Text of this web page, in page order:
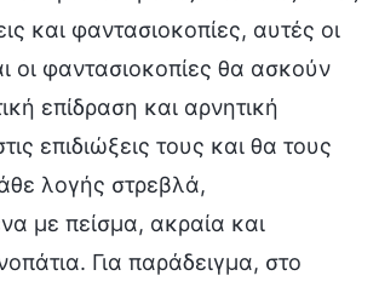
και φαντασιοκοπίες, αυτές οι
οι φαντασιοκοπίες θα ασκούν
επίδραση και αρνητική
επιδιώξεις τους και θα τους
λογής στρεβλά,
με πείσμα, ακραία και
Για παράδειγμα, στο